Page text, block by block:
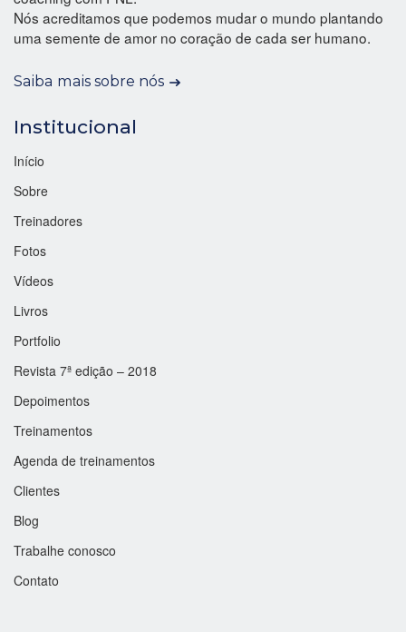
Nós acreditamos que podemos mudar o mundo plantando
uma semente de amor no coração de cada ser humano.
Saiba mais sobre nós
Institucional
Início
Sobre
Treinadores
Fotos
Vídeos
Livros
Portfolio
Revista 7ª edição – 2018
Depoimentos
Treinamentos
Agenda de treinamentos
Clientes
Blog
Trabalhe conosco
Contato